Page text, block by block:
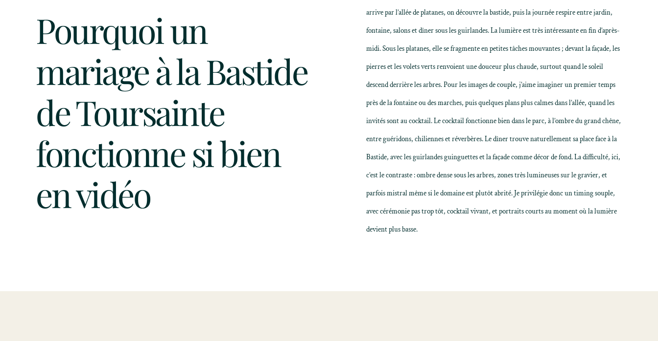
Pourquoi un
mariage à la Bastide
de Toursainte
fonctionne si bien
en vidéo
arrive par l’allée de platanes, on découvre la bastide, puis la journée respire entre jardin,
fontaine, salons et dîner sous les guirlandes. La lumière est très intéressante en fin d’après-
midi. Sous les platanes, elle se fragmente en petites tâches mouvantes ; devant la façade, les
pierres et les volets verts renvoient une douceur plus chaude, surtout quand le soleil
descend derrière les arbres. Pour les images de couple, j’aime imaginer un premier temps
près de la fontaine ou des marches, puis quelques plans plus calmes dans l’allée, quand les
invités sont au cocktail. Le cocktail fonctionne bien dans le parc, à l’ombre du grand chêne,
entre guéridons, chiliennes et réverbères. Le dîner trouve naturellement sa place face à la
Bastide, avec les guirlandes guinguettes et la façade comme décor de fond. La difficulté, ici,
c’est le contraste : ombre dense sous les arbres, zones très lumineuses sur le gravier, et
parfois mistral même si le domaine est plutôt abrité. Je privilégie donc un timing souple,
avec cérémonie pas trop tôt, cocktail vivant, et portraits courts au moment où la lumière
devient plus basse.